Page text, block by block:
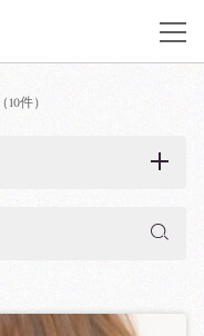
アクセス
,祝日 9:00〜19:00 不定休
（10件）